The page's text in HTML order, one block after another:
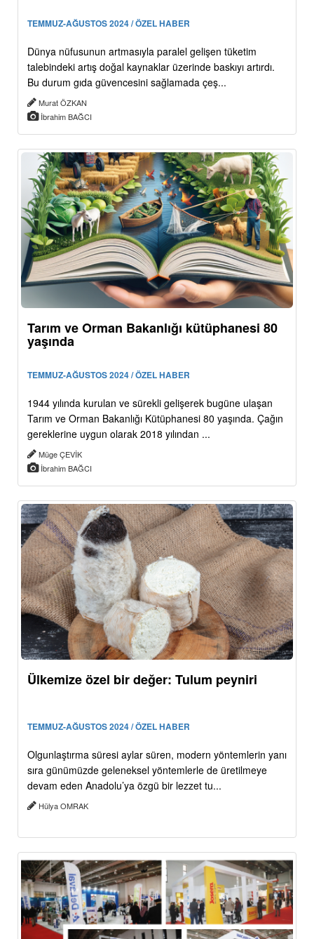
TEMMUZ-AĞUSTOS 2024 / ÖZEL HABER
Dünya nüfusunun artmasıyla paralel gelişen tüketim
talebindeki artış doğal kaynaklar üzerinde baskıyı artırdı.
Bu durum gıda güvencesini sağlamada çeş...
Murat ÖZKAN
İbrahim BAĞCI
Tarım ve Orman Bakanlığı kütüphanesi 80
yaşında
TEMMUZ-AĞUSTOS 2024 / ÖZEL HABER
1944 yılında kurulan ve sürekli gelişerek bugüne ulaşan
Tarım ve Orman Bakanlığı Kütüphanesi 80 yaşında. Çağın
gereklerine uygun olarak 2018 yılından ...
Müge ÇEVİK
İbrahim BAĞCI
Ülkemize özel bir değer: Tulum peyniri
TEMMUZ-AĞUSTOS 2024 / ÖZEL HABER
Olgunlaştırma süresi aylar süren, modern yöntemlerin yanı
sıra günümüzde geleneksel yöntemlerle de üretilmeye
devam eden Anadolu’ya özgü bir lezzet tu...
Hülya OMRAK